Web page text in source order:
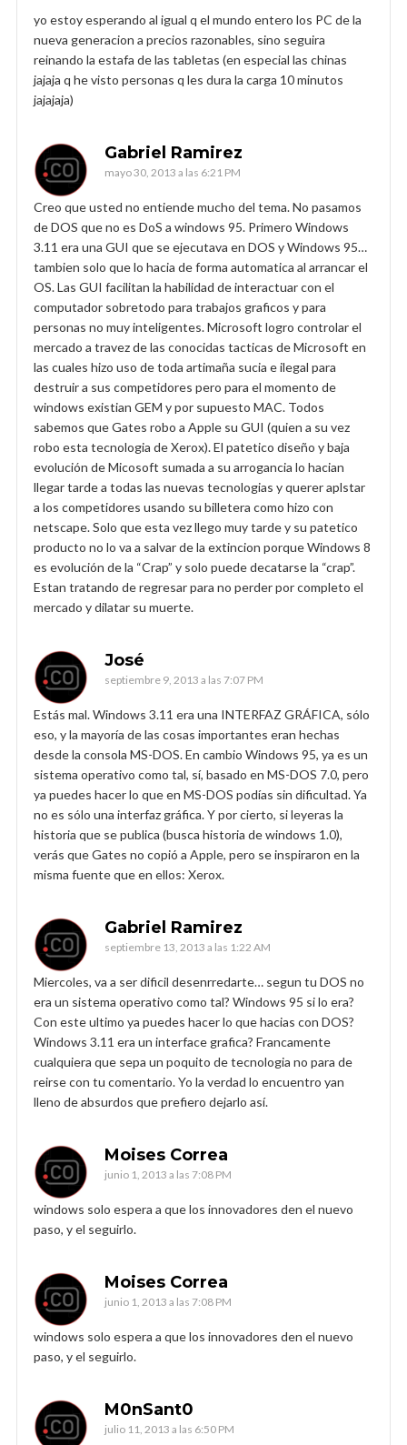
yo estoy esperando al igual q el mundo entero los PC de la
nueva generacion a precios razonables, sino seguira
reinando la estafa de las tabletas (en especial las chinas
jajaja q he visto personas q les dura la carga 10 minutos
jajajaja)
Gabriel Ramirez
mayo 30, 2013 a las 6:21 PM
Creo que usted no entiende mucho del tema. No pasamos
de DOS que no es DoS a windows 95. Primero Windows
3.11 era una GUI que se ejecutava en DOS y Windows 95…
tambien solo que lo hacia de forma automatica al arrancar el
OS. Las GUI facilitan la habilidad de interactuar con el
computador sobretodo para trabajos graficos y para
personas no muy inteligentes. Microsoft logro controlar el
mercado a travez de las conocidas tacticas de Microsoft en
las cuales hizo uso de toda artimaña sucia e ilegal para
destruir a sus competidores pero para el momento de
windows existian GEM y por supuesto MAC. Todos
sabemos que Gates robo a Apple su GUI (quien a su vez
robo esta tecnologia de Xerox). El patetico diseño y baja
evolución de Micosoft sumada a su arrogancia lo hacian
llegar tarde a todas las nuevas tecnologias y querer aplstar
a los competidores usando su billetera como hizo con
netscape. Solo que esta vez llego muy tarde y su patetico
producto no lo va a salvar de la extincion porque Windows 8
es evolución de la “Crap” y solo puede decatarse la “crap”.
Estan tratando de regresar para no perder por completo el
mercado y dilatar su muerte.
José
septiembre 9, 2013 a las 7:07 PM
Estás mal. Windows 3.11 era una INTERFAZ GRÁFICA, sólo
eso, y la mayoría de las cosas importantes eran hechas
desde la consola MS-DOS. En cambio Windows 95, ya es un
sistema operativo como tal, sí, basado en MS-DOS 7.0, pero
ya puedes hacer lo que en MS-DOS podías sin dificultad. Ya
no es sólo una interfaz gráfica. Y por cierto, si leyeras la
historia que se publica (busca historia de windows 1.0),
verás que Gates no copió a Apple, pero se inspiraron en la
misma fuente que en ellos: Xerox.
Gabriel Ramirez
septiembre 13, 2013 a las 1:22 AM
Miercoles, va a ser dificil desenrredarte… segun tu DOS no
era un sistema operativo como tal? Windows 95 si lo era?
Con este ultimo ya puedes hacer lo que hacias con DOS?
Windows 3.11 era un interface grafica? Francamente
cualquiera que sepa un poquito de tecnologia no para de
reirse con tu comentario. Yo la verdad lo encuentro yan
lleno de absurdos que prefiero dejarlo así.
Moises Correa
junio 1, 2013 a las 7:08 PM
windows solo espera a que los innovadores den el nuevo
paso, y el seguirlo.
Moises Correa
junio 1, 2013 a las 7:08 PM
windows solo espera a que los innovadores den el nuevo
paso, y el seguirlo.
M0nSant0
julio 11, 2013 a las 6:50 PM